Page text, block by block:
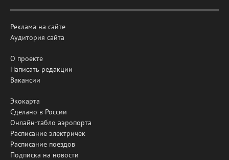
Реклама на сайте
Аудитория сайта
О проекте
Написать редакции
Вакансии
Экокарта
Сделано в России
Онлайн-табло аэропорта
Расписание электричек
Расписание поездов
Подписка на новости